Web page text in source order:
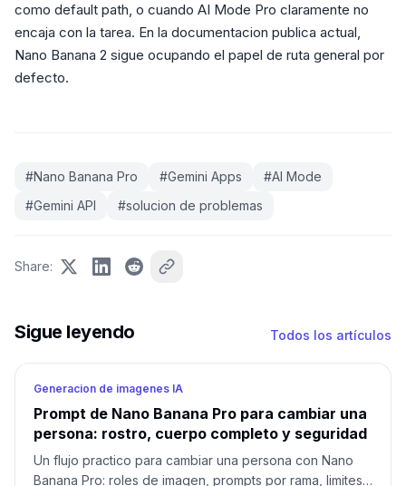
como default path, o cuando AI Mode Pro claramente no
encaja con la tarea. En la documentacion publica actual,
Nano Banana 2 sigue ocupando el papel de ruta general por
defecto.
#Nano Banana Pro #Gemini Apps #AI Mode
#Gemini API #solucion de problemas
Share:
Sigue leyendo Todos los artículos
Generacion de imagenes IA
Prompt de Nano Banana Pro para cambiar una
persona: rostro, cuerpo completo y seguridad
Un flujo practico para cambiar una persona con Nano
Banana Pro: roles de imagen, prompts por rama, limites